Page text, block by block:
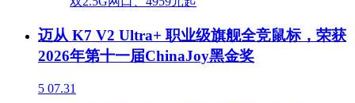
迈从 K7 V2 Ultra+ 职业级旗舰全竞鼠标，荣获
2026年第十一届ChinaJoy黑金奖
5 07.31